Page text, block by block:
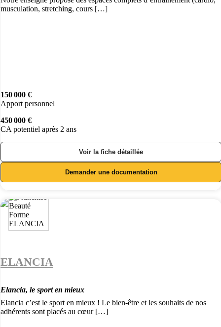
musculation, stretching, cours […]
150 000 €
Apport personnel
450 000 €
CA potentiel après 2 ans
Voir la fiche détaillée
Demander une documentation
ELANCIA
Elancia, le sport en mieux
Elancia c’est le sport en mieux ! Le bien-être et les souhaits de nos
adhérents sont placés au cœur […]